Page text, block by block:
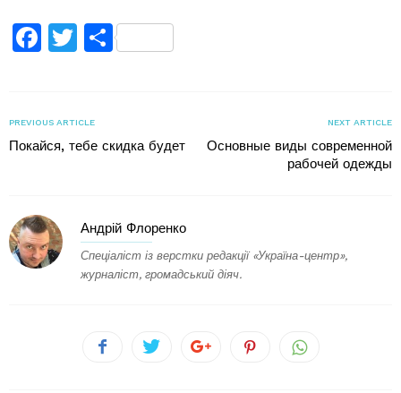
Facebook
TwitterПоділитися
PREVIOUS ARTICLE
Покайся, тебе скидка будет
NEXT ARTICLE
Основные виды современной
рабочей одежды
Андрій Флоренко
Спеціаліст із верстки редакції «Україна-центр»,
журналіст, громадський діяч.